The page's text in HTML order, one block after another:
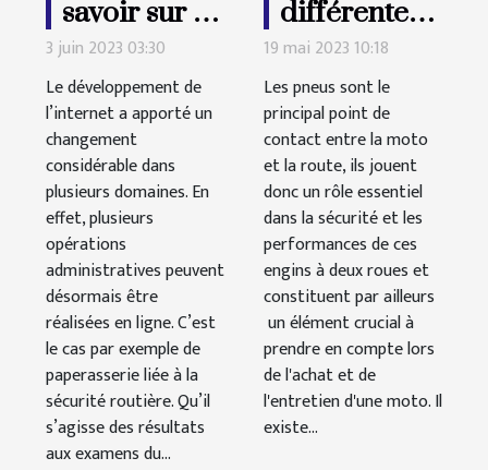
savoir sur la
durée des
permis de
conduire ?
3 juin 2023 03:30
Le développement de
l’internet a apporté un
changement
considérable dans
plusieurs domaines. En
effet, plusieurs
opérations
administratives peuvent
désormais être
réalisées en ligne. C’est
le cas par exemple de
paperasserie liée à la
sécurité routière. Qu’il
s’agisse des résultats
aux examens du...
différentes
catégories
de pneus de
motos
19 mai 2023 10:18
Les pneus sont le
principal point de
contact entre la moto
et la route, ils jouent
donc un rôle essentiel
dans la sécurité et les
performances de ces
engins à deux roues et
constituent par ailleurs
un élément crucial à
prendre en compte lors
de l'achat et de
l'entretien d'une moto. Il
existe...